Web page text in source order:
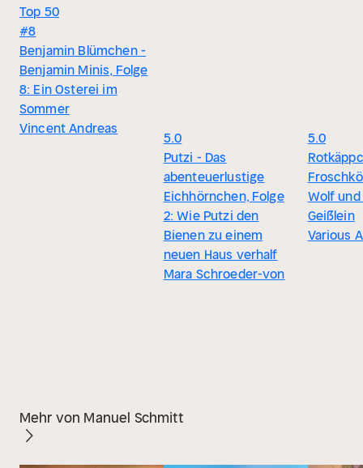
Top 50
#8
Benjamin Blümchen -
Benjamin Minis, Folge
8: Ein Osterei im
Sommer
Vincent Andreas
5.0
Putzi - Das
abenteuerlustige
Eichhörnchen, Folge
2: Wie Putzi den
Bienen zu einem
neuen Haus verhalf
Mara Schroeder-von
5.0
Wolf
Geißlein
Various
Mehr von Manuel Schmitt